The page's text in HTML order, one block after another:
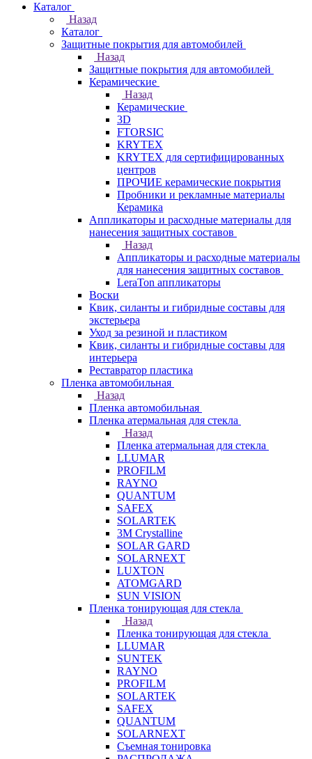
Каталог
Назад
Каталог
Защитные покрытия для автомобилей
Назад
Защитные покрытия для автомобилей
Керамические
Назад
Керамические
3D
FTORSIC
KRYTEX
KRYTEX для сертифицированных
центров
ПРОЧИЕ керамические покрытия
Пробники и рекламные материалы
Керамика
Аппликаторы и расходные материалы для
нанесения защитных составов
Назад
Аппликаторы и расходные материалы
для нанесения защитных составов
LeraTon аппликаторы
Воски
Квик, силанты и гибридные составы для
экстерьера
Уход за резиной и пластиком
Квик, силанты и гибридные составы для
интерьера
Реставратор пластика
Пленка автомобильная
Назад
Пленка автомобильная
Пленка атермальная для стекла
Назад
Пленка атермальная для стекла
LLUMAR
PROFILM
RAYNO
QUANTUM
SAFEX
SOLARTEK
3M Crystalline
SOLAR GARD
SOLARNEXT
LUXTON
ATOMGARD
SUN VISION
Пленка тонирующая для стекла
Назад
Пленка тонирующая для стекла
LLUMAR
SUNTEK
RAYNO
PROFILM
SOLARTEK
SAFEX
QUANTUM
SOLARNEXT
Съемная тонировка